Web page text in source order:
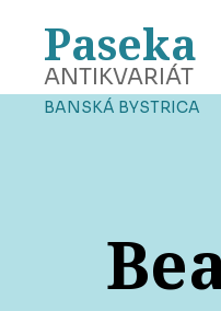
Paseka
ANTIKVARIÁT
BANSKÁ BYSTRICA